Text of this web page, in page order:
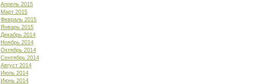
Апрель 2015
Март 2015
Февраль 2015
Январь 2015
Декабрь 2014
Ноябрь 2014
Октябрь 2014
Сентябрь 2014
Август 2014
Июль 2014
Июнь 2014